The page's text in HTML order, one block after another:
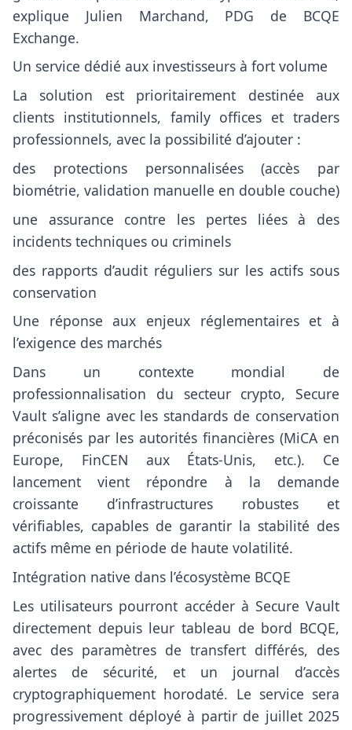
explique Julien Marchand, PDG de BCQE
Exchange.
Un service dédié aux investisseurs à fort volume
La solution est prioritairement destinée aux
clients institutionnels, family offices et traders
professionnels, avec la possibilité d’ajouter :
des protections personnalisées (accès par
biométrie, validation manuelle en double couche)
une assurance contre les pertes liées à des
incidents techniques ou criminels
des rapports d’audit réguliers sur les actifs sous
conservation
Une réponse aux enjeux réglementaires et à
l’exigence des marchés
Dans un contexte mondial de
professionnalisation du secteur crypto, Secure
Vault s’aligne avec les standards de conservation
préconisés par les autorités financières (MiCA en
Europe, FinCEN aux États-Unis, etc.). Ce
lancement vient répondre à la demande
croissante d’infrastructures robustes et
vérifiables, capables de garantir la stabilité des
actifs même en période de haute volatilité.
Intégration native dans l’écosystème BCQE
Les utilisateurs pourront accéder à Secure Vault
directement depuis leur tableau de bord BCQE,
avec des paramètres de transfert différés, des
alertes de sécurité, et un journal d’accès
cryptographiquement horodaté. Le service sera
progressivement déployé à partir de juillet 2025